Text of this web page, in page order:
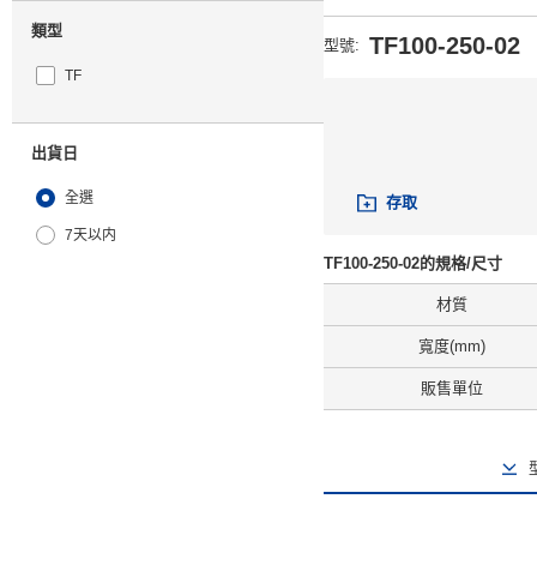
類型
TF
出貨日
全選
7天以内
型號: TF100-250-02
存取
TF100-250-02的規格/尺寸
材質
寬度(mm)
販售單位